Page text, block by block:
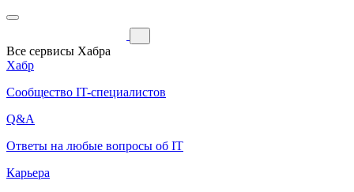
Все сервисы Хабра
Хабр
Сообщество IT-специалистов
Q&A
Ответы на любые вопросы об IT
Карьера